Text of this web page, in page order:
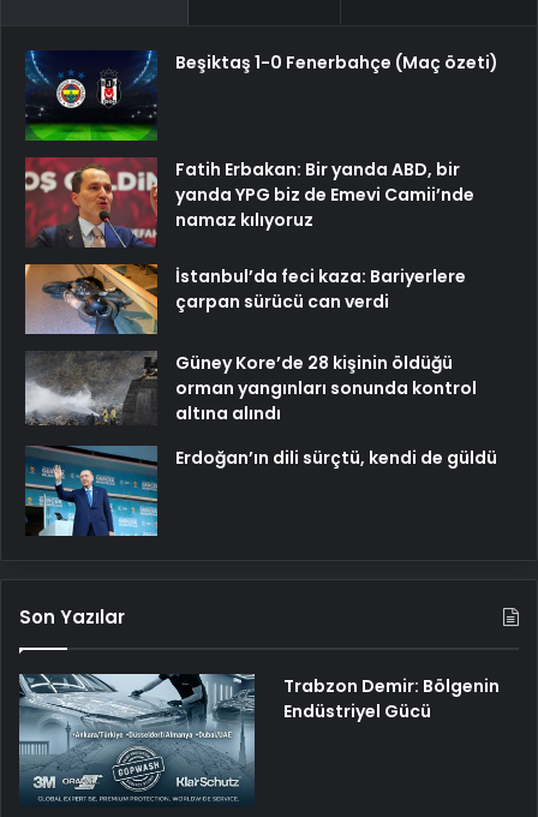
Beşiktaş 1-0 Fenerbahçe (Maç özeti)
Fatih Erbakan: Bir yanda ABD, bir
yanda YPG biz de Emevi Camii’nde
namaz kılıyoruz
İstanbul’da feci kaza: Bariyerlere
çarpan sürücü can verdi
Güney Kore’de 28 kişinin öldüğü
orman yangınları sonunda kontrol
altına alındı
Erdoğan’ın dili sürçtü, kendi de güldü
Son Yazılar
Trabzon Demir: Bölgenin
Endüstriyel Gücü